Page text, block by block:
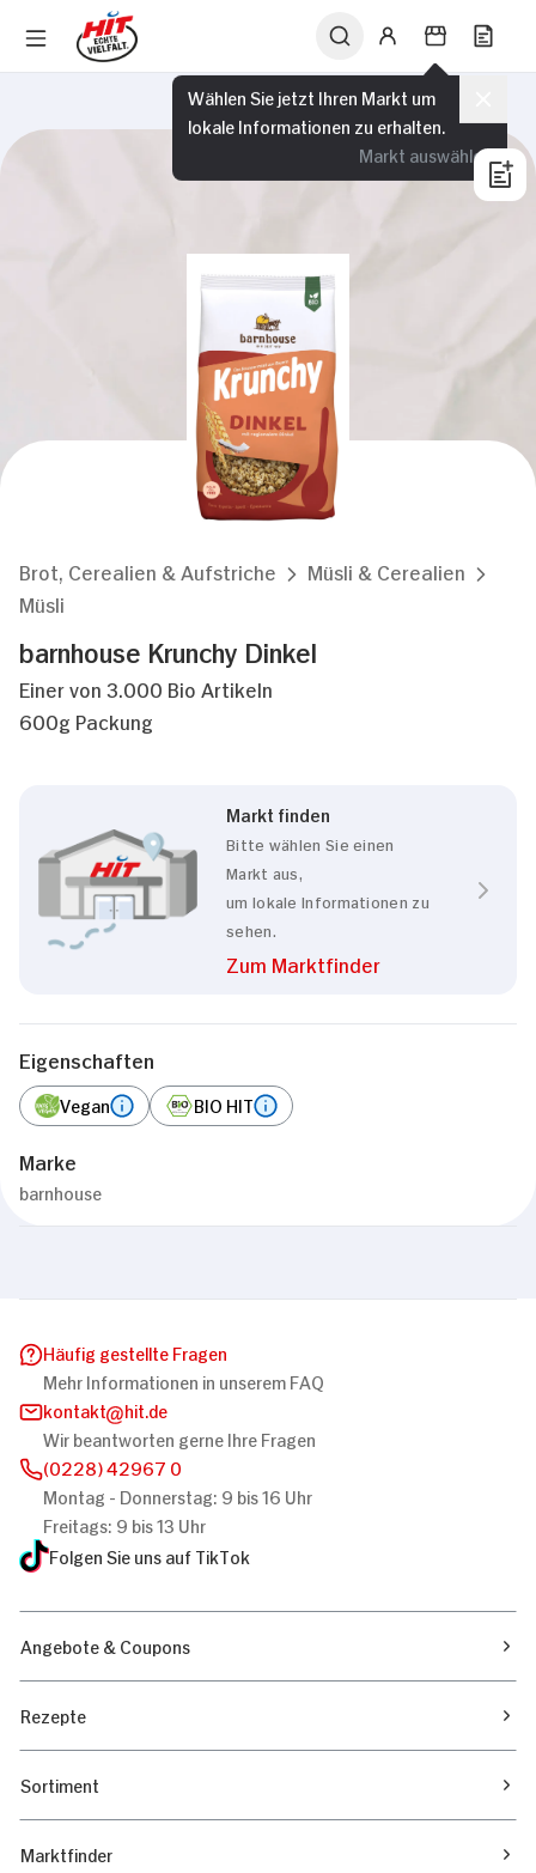
Wählen Sie jetzt Ihren Markt um
lokale Informationen zu erhalten.
Markt auswählen
Brot, Cerealien & Aufstriche
Müsli & Cerealien
Müsli
barnhouse Krunchy Dinkel
Einer von 3.000 Bio Artikeln
600g Packung
Markt finden
Bitte wählen Sie einen
Markt aus,
um lokale Informationen zu
sehen.
Zum Marktfinder
Eigenschaften
Vegan BIO HIT
Marke
barnhouse
Häufig gestellte Fragen
Mehr Informationen in unserem FAQ
kontakt
hit.de
Wir beantworten gerne Ihre Fragen
(0228) 42967 0
Montag - Donnerstag: 9 bis 16 Uhr
Freitags: 9 bis 13 Uhr
Folgen Sie uns auf TikTok
Angebote & Coupons
Rezepte
Sortiment
Marktfinder